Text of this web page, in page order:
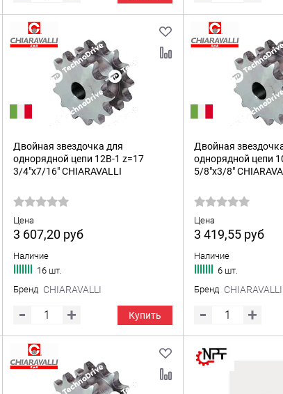
Двойная звездочка для
однорядной цепи 12B-1 z=17
3/4"x7/16" CHIARAVALLI
Цена
3 607,20 руб
Наличие
16 шт.
Бренд CHIARAVALLI
Купить
Двойная
однорядной цепи
5/8"x3/8"
Цена
3 419,55 руб
Наличие
6 шт.
Бренд CHIARAVALLI